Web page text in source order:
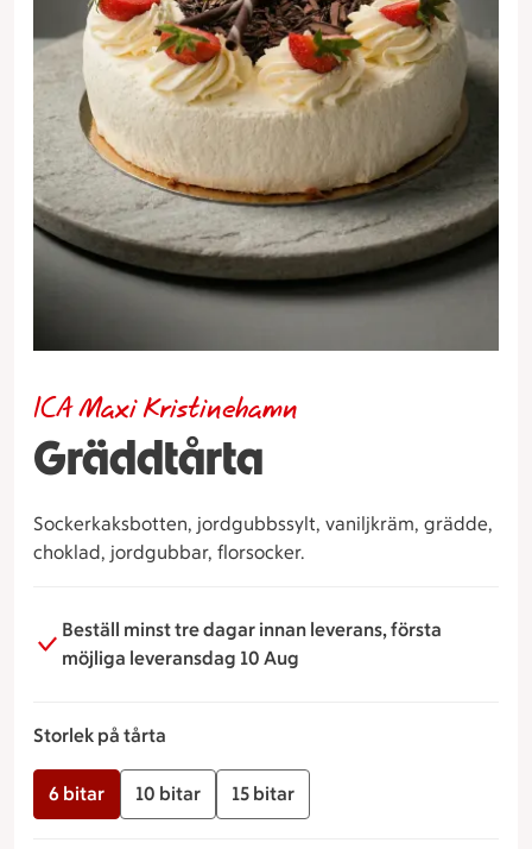
Gräddtårta
ICA Maxi Kristinehamn
Sockerkaksbotten, jordgubbssylt, vaniljkräm, grädde,
choklad, jordgubbar, florsocker.
Beställ minst tre dagar innan leverans, första
möjliga leveransdag 10 Aug
Storlek på tårta
6 bitar 10 bitar 15 bitar